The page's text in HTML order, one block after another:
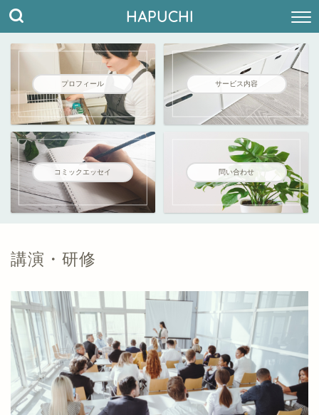
HAPUCHI
プロフィール サービス内容
コミックエッセイ 問い合わせ
講演・研修